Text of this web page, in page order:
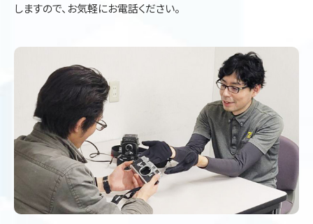
しますので、お気軽にお電話ください。